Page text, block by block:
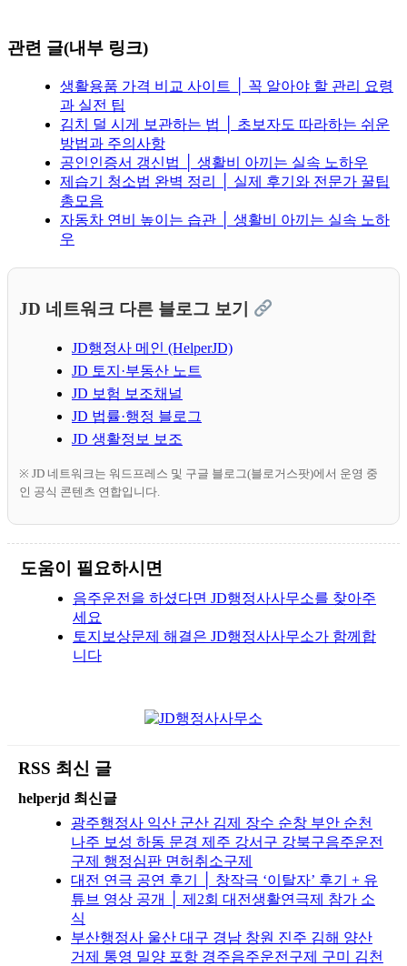
관련 글(내부 링크)
생활용품 가격 비교 사이트 │ 꼭 알아야 할 관리 요령
과 실전 팁
김치 덜 시게 보관하는 법 │ 초보자도 따라하는 쉬운
방법과 주의사항
공인인증서 갱신법 │ 생활비 아끼는 실속 노하우
제습기 청소법 완벽 정리 │ 실제 후기와 전문가 꿀팁
총모음
자동차 연비 높이는 습관 │ 생활비 아끼는 실속 노하
우
JD 네트워크 다른 블로그 보기
JD행정사 메인 (HelperJD)
JD 토지·부동산 노트
JD 보험 보조채널
JD 법률·행정 블로그
JD 생활정보 보조
※ JD 네트워크는 워드프레스 및 구글 블로그(블로거스팟)에서 운영 중
인 공식 콘텐츠 연합입니다.
도움이 필요하시면
음주운전을 하셨다면 JD행정사사무소를 찾아주
세요
토지보상문제 해결은 JD행정사사무소가 함께합
니다
RSS 최신 글
helperjd 최신글
광주행정사 익산 군산 김제 장수 순창 부안 순천
나주 보성 하동 문경 제주 강서구 강북구음주운전
구제 행정심판 면허취소구제
대전 연극 공연 후기 │ 창작극 ‘이탈자’ 후기 + 유
튜브 영상 공개 │ 제2회 대전생활연극제 참가 소
식
부산행정사 울산 대구 경남 창원 진주 김해 양산
거제 통영 밀양 포항 경주음주운전구제 구미 김천